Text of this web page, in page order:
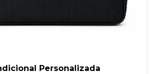
Personalizada